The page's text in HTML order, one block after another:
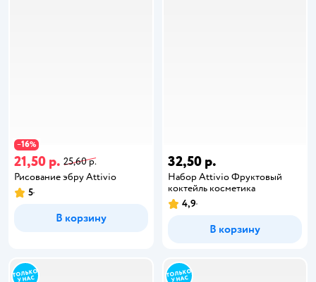
−16%
21,50 р. 25,60 р.
Рисование эбру Attivio
5
В корзину
32,50 р.
Набор Attivio Фруктовый
коктейль косметика
4,9
В корзину